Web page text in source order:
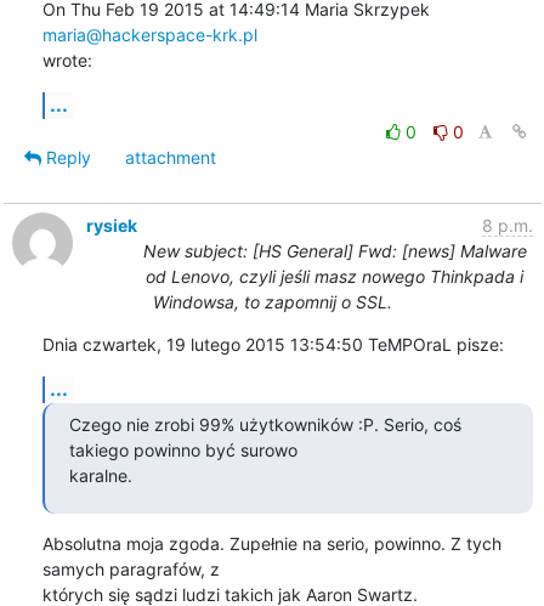
maria@hackerspace-krk.pl
wrote:
...
0
0
Reply
attachment
rysiek
8 p.m.
New subject: [HS General] Fwd: [news] Malware
od Lenovo, czyli jeśli masz nowego Thinkpada i
Windowsa, to zapomnij o SSL.
Dnia czwartek, 19 lutego 2015 13:54:50 TeMPOraL pisze:
...
Czego nie zrobi 99% użytkowników :P. Serio, coś
takiego powinno być surowo
karalne.
Absolutna moja zgoda. Zupełnie na serio, powinno. Z tych
samych paragrafów, z
których się sądzi ludzi takich jak Aaron Swartz.